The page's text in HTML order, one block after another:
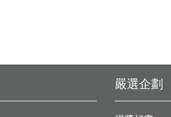
嚴選企劃